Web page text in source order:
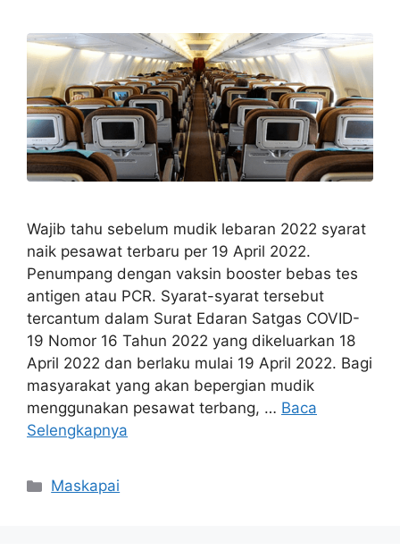
Wajib tahu sebelum mudik lebaran 2022 syarat
naik pesawat terbaru per 19 April 2022.
Penumpang dengan vaksin booster bebas tes
antigen atau PCR. Syarat-syarat tersebut
tercantum dalam Surat Edaran Satgas COVID-
19 Nomor 16 Tahun 2022 yang dikeluarkan 18
April 2022 dan berlaku mulai 19 April 2022. Bagi
masyarakat yang akan bepergian mudik
menggunakan pesawat terbang, … Baca
Selengkapnya
Maskapai